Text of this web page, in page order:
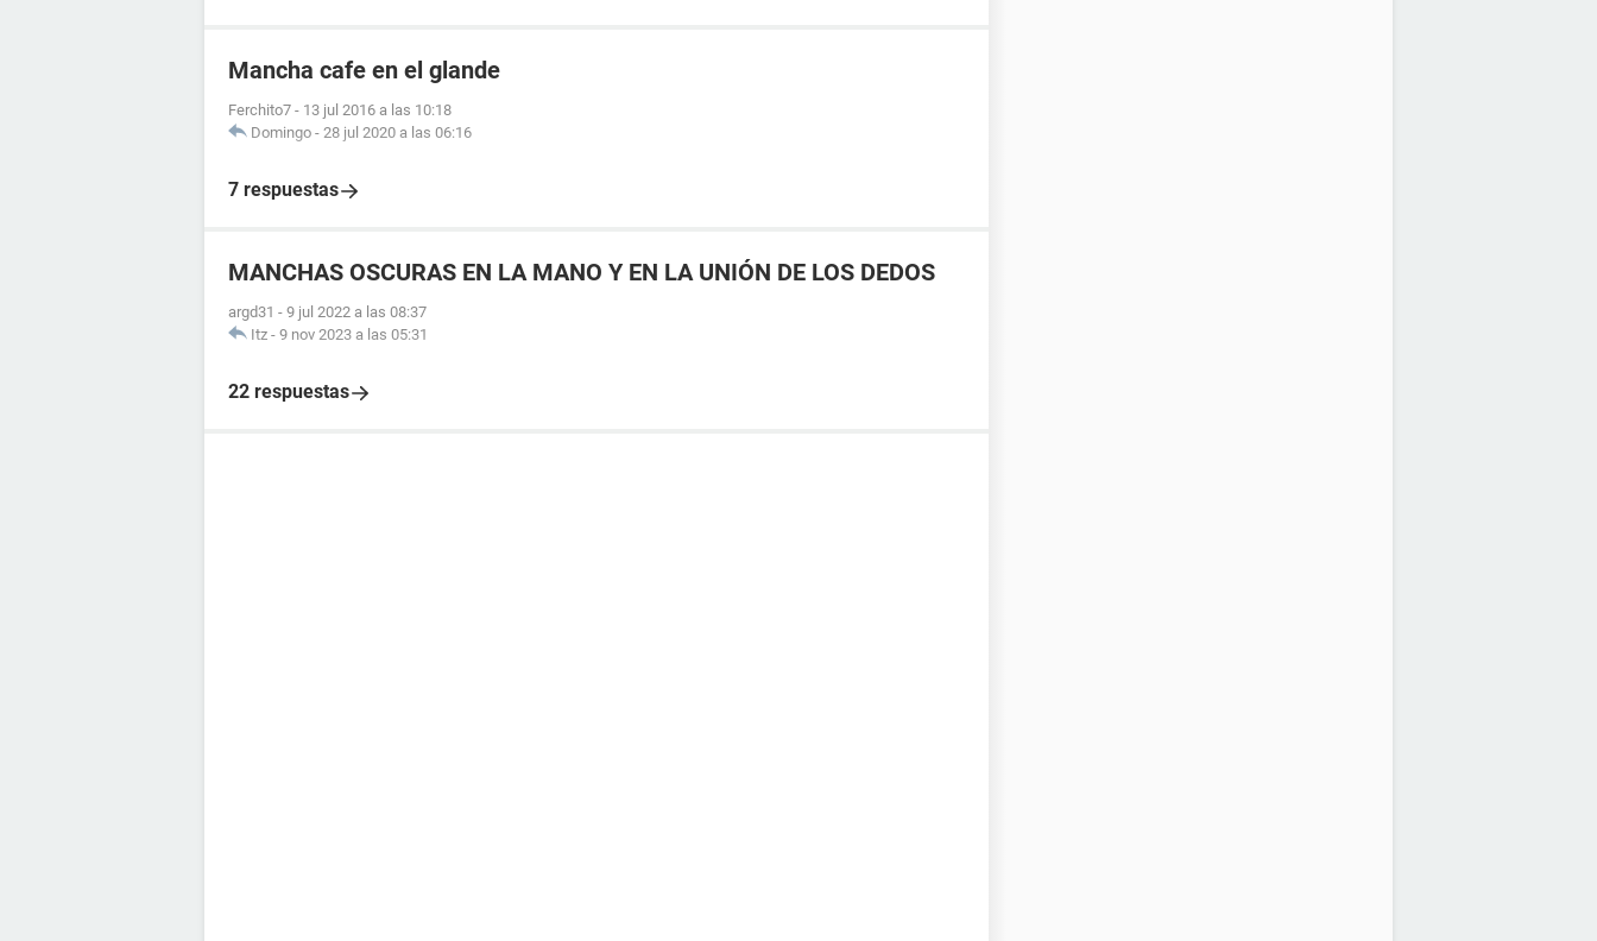
Mancha cafe en el glande
Ferchito7 - 13 jul 2016 a las 10:18
Domingo - 28 jul 2020 a las 06:16
7 respuestas
MANCHAS OSCURAS EN LA MANO Y EN LA UNIÓN DE LOS DEDOS
argd31 - 9 jul 2022 a las 08:37
Itz - 9 nov 2023 a las 05:31
22 respuestas